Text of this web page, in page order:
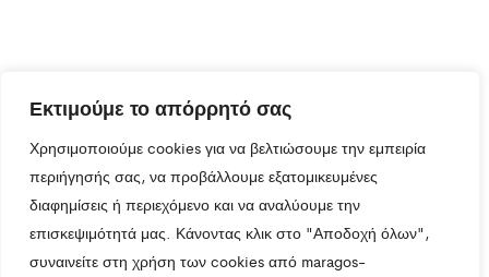
Εκτιμούμε το απόρρητό σας
Χρησιμοποιούμε cookies για να βελτιώσουμε την εμπειρία
περιήγησής σας, να προβάλλουμε εξατομικευμένες
διαφημίσεις ή περιεχόμενο και να αναλύουμε την
επισκεψιμότητά μας. Κάνοντας κλικ στο "Αποδοχή όλων",
συναινείτε στη χρήση των cookies από maragos-